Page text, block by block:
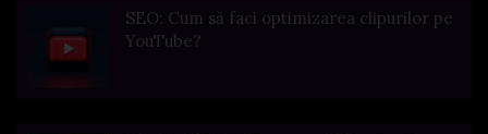
SEO: Cum să faci optimizarea clipurilor pe
YouTube?